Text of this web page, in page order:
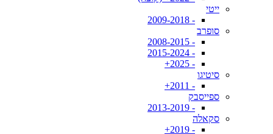
ייטי
- 2009-2018
סופרב
- 2008-2015
- 2015-2024
- 2025+
סיטיגו
- 2011+
ספייסבק
- 2013-2019
סקאלה
- 2019+